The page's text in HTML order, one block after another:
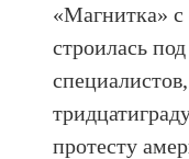
«Магнитка»
строилась
протесту